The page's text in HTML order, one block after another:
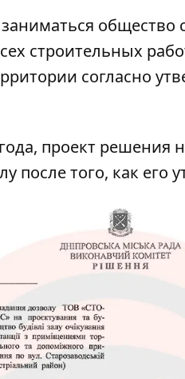
общество
строительных
согласно
проект
после того, как его